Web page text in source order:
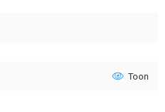
Toon